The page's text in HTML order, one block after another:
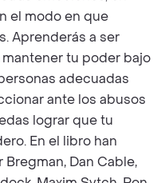
el modo en que
Aprenderás a ser
tu poder bajo
adecuadas
ante los abusos
lograr que tu
En el libro han
Dan Cable,